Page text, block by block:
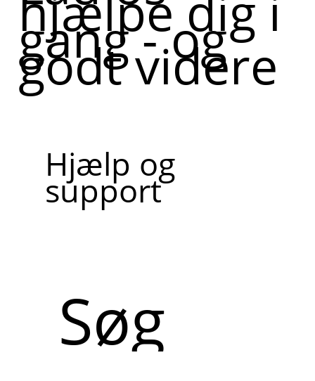
gang - og
godt videre
Hjælp og
support